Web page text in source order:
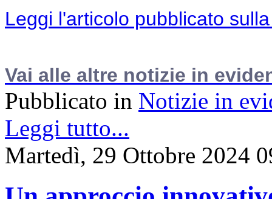
Leggi l'articolo pubblicato
Vai alle altre notizie in
Pubblicato in Notizie in
Leggi tutto...
Martedì, 29 Ottobre 2024